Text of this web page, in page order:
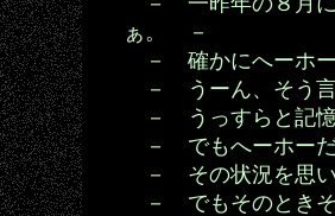
ぁ。 －
－ 確かにへーホ
－ うーん、そう
－ うっすらと記
－ でもへーホー
－ その状況を思
－ でもそのとき